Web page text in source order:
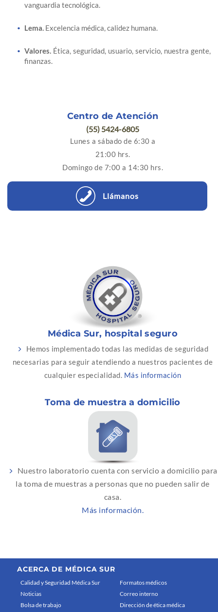
vanguardia tecnológica.
Lema. Excelencia médica, calidez humana.
Valores. Ética, seguridad, usuario, servicio, nuestra gente,
finanzas.
Centro de Atención
(55) 5424-6805
Lunes a sábado de 6:30 a
21:00 hrs.
Domingo de 7:00 a 14:30 hrs.
Llámanos
Médica Sur, hospital seguro
Hemos implementado todas las medidas de seguridad
necesarias para seguir atendiendo a nuestros pacientes de
cualquier especialidad. Más información
Toma de muestra a domicilio
Nuestro laboratorio cuenta con servicio a domicilio para
la toma de muestras a personas que no pueden salir de
casa.
Más información.
ACERCA DE MÉDICA SUR
Calidad y Seguridad Médica Sur
Noticias
Bolsa de trabajo
Formatos médicos
Correo interno
Dirección de ética médica